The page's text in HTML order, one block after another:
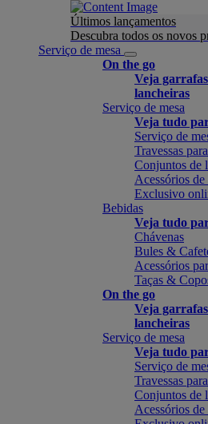
Últimos lançamentos
Descubra todos os novos
Serviço de mesa
On the go
Veja
lancheiras
Serviço de mesa
Veja tudo
Serviço de
Travessas
Conjuntos de
Acessórios de
Exclusivo
Bebidas
Veja tudo
Chávenas
Bules &
Acessórios
Taças &
On the go
Veja
lancheiras
Serviço de mesa
Veja tudo
Serviço de
Travessas
Conjuntos de
Acessórios de